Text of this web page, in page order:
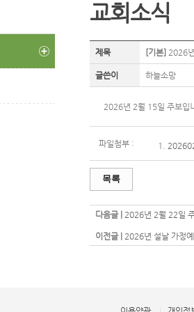
교회소식
제목 [기본] 2026
글쓴이 하늘소망
2026년 2월 15일 주보입
파일첨부 : 1.
목록
다음글 | 2026년 2월 22일
이전글 | 2026년 설날 가정예